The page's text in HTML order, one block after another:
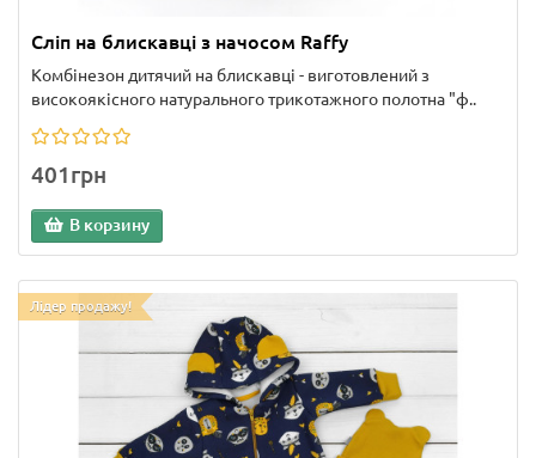
Сліп на блискавці з начосом Raffy
Комбінезон дитячий на блискавці - виготовлений з
високоякісного натурального трикотажного полотна "ф..
401грн
В корзину
Лідер продажу!